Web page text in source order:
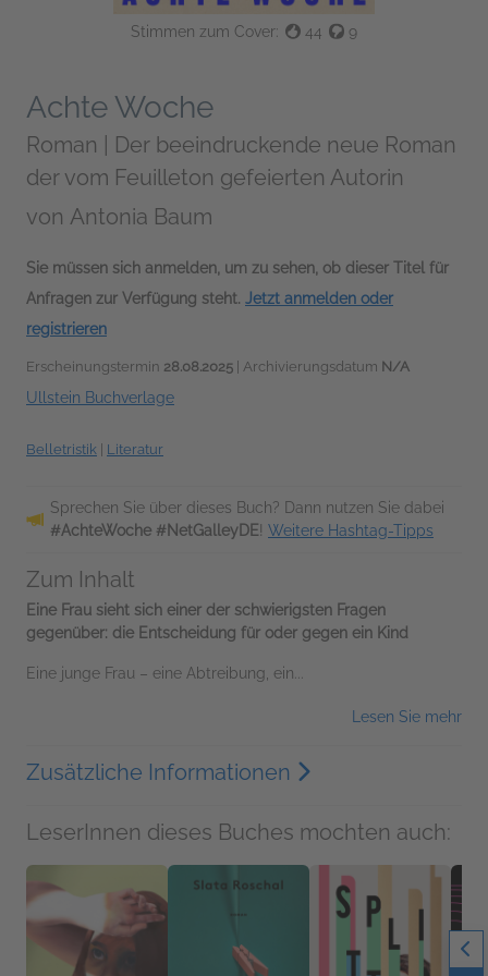
Stimmen zum Cover: 44 9
Achte Woche
Roman | Der beeindruckende neue Roman
der vom Feuilleton gefeierten Autorin
von Antonia Baum
Sie müssen sich anmelden, um zu sehen, ob dieser Titel für
Anfragen zur Verfügung steht. Jetzt anmelden oder
registrieren
Erscheinungstermin 28.08.2025 | Archivierungsdatum N/A
Ullstein Buchverlage
Belletristik Literatur
Sprechen Sie über dieses Buch? Dann nutzen Sie dabei
#AchteWoche #NetGalleyDE! Weitere Hashtag-Tipps
Zum Inhalt
Eine Frau sieht sich einer der schwierigsten Fragen
gegenüber: die Entscheidung für oder gegen ein Kind
Eine junge Frau – eine Abtreibung, ein...
Lesen Sie mehr
Zusätzliche Informationen
LeserInnen dieses Buches mochten auch: